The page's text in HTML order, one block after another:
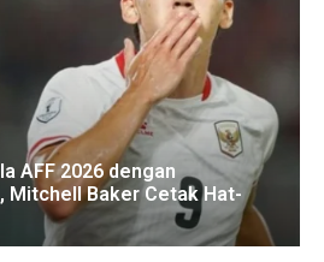
AFF 2026 dengan
Mitchell Baker Cetak Hat-